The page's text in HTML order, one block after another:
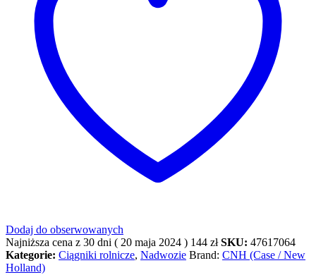
Dodaj do obserwowanych
Najniższa cena z 30 dni ( 20 maja 2024 ) 144 zł SKU: 47617064
Kategorie: Ciągniki rolnicze, Nadwozie Brand: CNH (Case / New
Holland)